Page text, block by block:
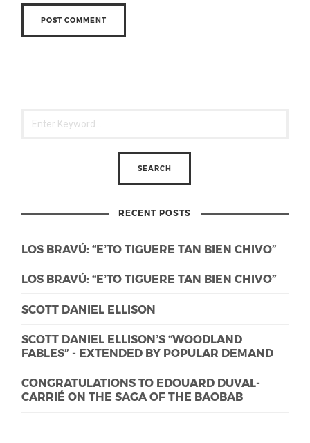
RECENT POSTS
LOS BRAVÚ: “E’TO TIGUERE TAN BIEN CHIVO”
LOS BRAVÚ: “E’TO TIGUERE TAN BIEN CHIVO”
SCOTT DANIEL ELLISON
SCOTT DANIEL ELLISON’S “WOODLAND
FABLES” - EXTENDED BY POPULAR DEMAND
CONGRATULATIONS TO EDOUARD DUVAL-
CARRIÉ ON THE SAGA OF THE BAOBAB